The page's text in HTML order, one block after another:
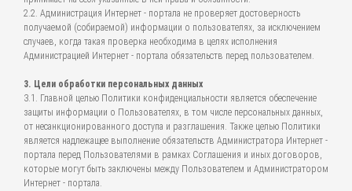
2.2. Администрация Интернет - портала не проверяет достоверность
получаемой (собираемой) информации о пользователях, за исключением
случаев, когда такая проверка необходима в целях исполнения
Администрацией Интернет - портала обязательств перед пользователем.
3. Цели обработки персональных данных
3.1. Главной целью Политики конфиденциальности является обеспечение
защиты информации о Пользователях, в том числе персональных данных,
от несанкционированного доступа и разглашения. Также целью Политики
является надлежащее выполнение обязательств Администратора Интернет -
портала перед Пользователями в рамках Соглашения и иных договоров,
которые могут быть заключены между Пользователем и Администратором
Интернет - портала.